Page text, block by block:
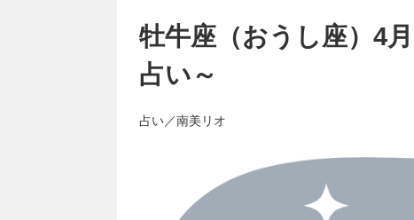
牡牛座（おうし座）4
占い～
占い／南美リオ